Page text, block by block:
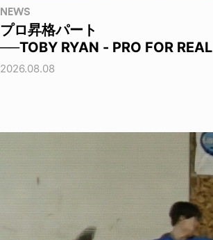
NEWS
プロ昇格パート
──TOBY RYAN - PRO FOR REAL
2026.08.08